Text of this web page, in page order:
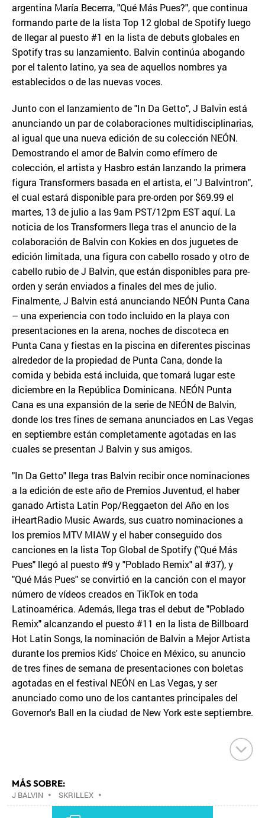
argentina María Becerra, "Qué Más Pues?", que continua
formando parte de la lista Top 12 global de Spotify luego
de llegar al puesto #1 en la lista de debuts globales en
Spotify tras su lanzamiento. Balvin continúa abogando
por el talento latino, ya sea de aquellos nombres ya
establecidos o de las nuevas voces.
Junto con el lanzamiento de "In Da Getto", J Balvin está
anunciando un par de colaboraciones multidisciplinarias,
al igual que una nueva edición de su colección NEÓN.
Demostrando el amor de Balvin como efímero de
colección, el artista y Hasbro están lanzando la primera
figura Transformers basada en el artista, el "J Balvintron",
el cual estará disponible para pre-orden por $69.99 el
martes, 13 de julio a las 9am PST/12pm EST aquí. La
noticia de los Transformers llega tras el anuncio de la
colaboración de Balvin con Kokies en dos juguetes de
edición limitada, una figura con cabello rosado y otro de
cabello rubio de J Balvin, que están disponibles para pre-
orden y serán enviados a finales del mes de julio.
Finalmente, J Balvin está anunciando NEÓN Punta Cana
– una experiencia con todo incluido en la playa con
presentaciones en la arena, noches de discoteca en
Punta Cana y fiestas en la piscina en diferentes piscinas
alrededor de la propiedad de Punta Cana, donde la
comida y bebida está incluida, que tomará lugar este
diciembre en la República Dominicana. NEÓN Punta
Cana es una expansión de la serie de NEÓN de Balvin,
donde los tres fines de semana anunciados en Las Vegas
en septiembre están completamente agotadas en las
cuales se presentan J Balvin y sus amigos.
"In Da Getto" llega tras Balvin recibir once nominaciones
a la edición de este año de Premios Juventud, el haber
ganado Artista Latin Pop/Reggaeton del Año en los
iHeartRadio Music Awards, sus cuatro nominaciones a
los premios MTV MIAW y el haber conseguido dos
canciones en la lista Top Global de Spotify ("Qué Más
Pues" llegó al puesto #9 y "Poblado Remix" al #37), y
"Qué Más Pues" se convirtió en la canción con el mayor
número de vídeos creados en TikTok en toda
Latinoamérica. Además, llega tras el debut de "Poblado
Remix" alcanzando el puesto #11 en la lista de Billboard
Hot Latin Songs, la nominación de Balvin a Mejor Artista
durante los premios Kids' Choice en México, su anuncio
de tres fines de semana de presentaciones con boletas
agotadas en el festival NEÓN en Las Vegas, y ser
anunciado como uno de los cantantes principales del
Governor's Ball en la ciudad de New York este septiembre.
MÁS SOBRE:
J BALVIN • SKRILLEX •